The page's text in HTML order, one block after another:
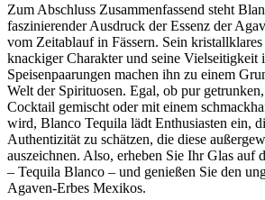
Zum Abschluss Zusammenfassend steht
faszinierender Ausdruck der Essenz der
vom Zeitablauf in Fässern. Sein
knackiger Charakter und seine Vielseitigkeit
Speisenpaarungen machen ihn zu einem
Welt der Spirituosen. Egal, ob pur
Cocktail gemischt oder mit einem
wird, Blanco Tequila lädt Enthusiasten ein,
Authentizität zu schätzen, die diese
auszeichnen. Also, erheben Sie Ihr Glas auf
– Tequila Blanco – und genießen Sie den
Agaven-Erbes Mexikos.